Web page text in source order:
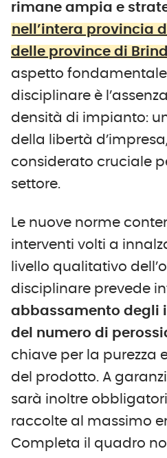
rimane ampia e
nell’intera provincia
delle province di
aspetto
disciplinare è
densità di impianto:
della libertà
considerato cruciale
settore.
Le nuove norme
interventi volti a
livello qualitativo
disciplinare prevede
abbassamento degli
del numero di
chiave per la purezza
del prodotto. A
sarà inoltre
raccolte al massimo
Completa il quadro